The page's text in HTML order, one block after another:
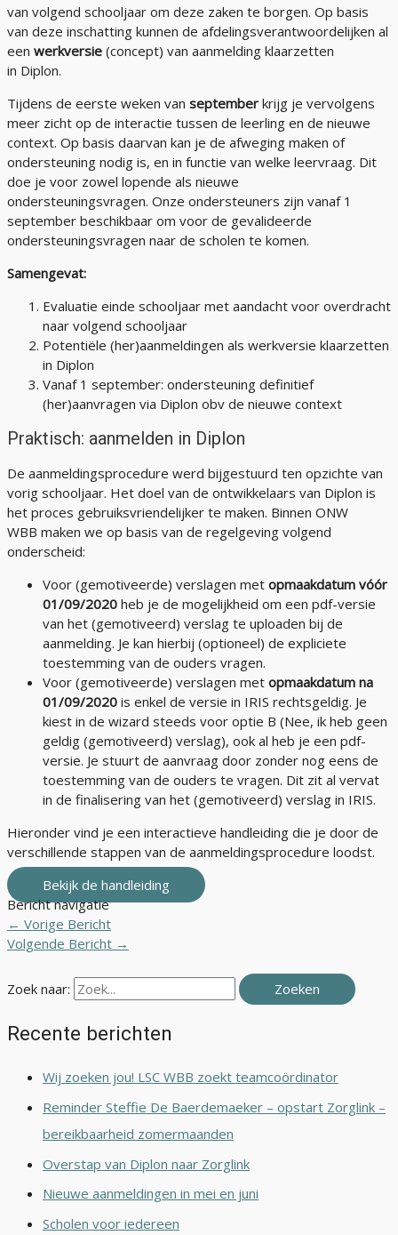
van volgend schooljaar om deze zaken te borgen. Op basis
van deze inschatting kunnen de afdelingsverantwoordelijken al
een werkversie (concept) van aanmelding klaarzetten
in Diplon.
Tijdens de eerste weken van september krijg je vervolgens
meer zicht op de interactie tussen de leerling en de nieuwe
context. Op basis daarvan kan je de afweging maken of
ondersteuning nodig is, en in functie van welke leervraag. Dit
doe je voor zowel lopende als nieuwe
ondersteuningsvragen. Onze ondersteuners zijn vanaf 1
september beschikbaar om voor de gevalideerde
ondersteuningsvragen naar de scholen te komen.
Samengevat:
Evaluatie einde schooljaar met aandacht voor overdracht
naar volgend schooljaar
Potentiële (her)aanmeldingen als werkversie klaarzetten
in Diplon
Vanaf 1 september: ondersteuning definitief
(her)aanvragen via Diplon obv de nieuwe context
Praktisch: aanmelden in Diplon
De aanmeldingsprocedure werd bijgestuurd ten opzichte van
vorig schooljaar. Het doel van de ontwikkelaars van Diplon is
het proces gebruiksvriendelijker te maken. Binnen ONW
WBB maken we op basis van de regelgeving volgend
onderscheid:
Voor (gemotiveerde) verslagen met opmaakdatum vóór
01/09/2020 heb je de mogelijkheid om een pdf-versie
van het (gemotiveerd) verslag te uploaden bij de
aanmelding. Je kan hierbij (optioneel) de expliciete
toestemming van de ouders vragen.
Voor (gemotiveerde) verslagen met opmaakdatum na
01/09/2020 is enkel de versie in IRIS rechtsgeldig. Je
kiest in de wizard steeds voor optie B (Nee, ik heb geen
geldig (gemotiveerd) verslag), ook al heb je een pdf-
versie. Je stuurt de aanvraag door zonder nog eens de
toestemming van de ouders te vragen. Dit zit al vervat
in de finalisering van het (gemotiveerd) verslag in IRIS.
Hieronder vind je een interactieve handleiding die je door de
verschillende stappen van de aanmeldingsprocedure loodst.
Bekijk de handleiding
Bericht navigatie
← Vorige Bericht
Volgende Bericht →
Zoek naar:
Recente berichten
Wij zoeken jou! LSC WBB zoekt teamcoördinator
Reminder Steffie De Baerdemaeker – opstart Zorglink –
bereikbaarheid zomermaanden
Overstap van Diplon naar Zorglink
Nieuwe aanmeldingen in mei en juni
Scholen voor iedereen